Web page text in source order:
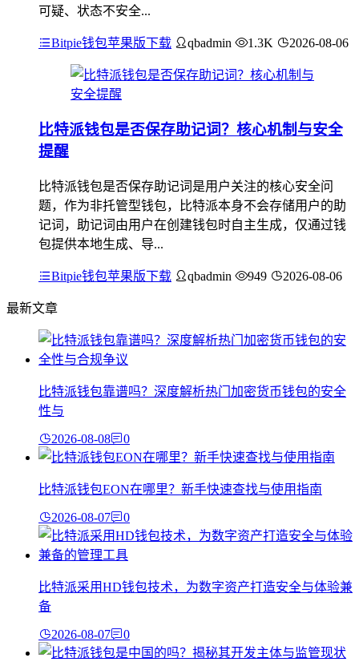
可疑、状态不安全...
Bitpie钱包苹果版下载 qbadmin 1.3K 2026-08-06
比特派钱包是否保存助记词？核心机制与安全
提醒
比特派钱包是否保存助记词是用户关注的核心安全问
题，作为非托管型钱包，比特派本身不会存储用户的助
记词，助记词由用户在创建钱包时自主生成，仅通过钱
包提供本地生成、导...
Bitpie钱包苹果版下载 qbadmin 949 2026-08-06
最新文章
比特派钱包靠谱吗？深度解析热门加密货币钱包的安全
性与
2026-08-08 0
比特派钱包EON在哪里？新手快速查找与使用指南
2026-08-07 0
比特派采用HD钱包技术，为数字资产打造安全与体验兼
备
2026-08-07 0